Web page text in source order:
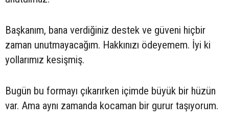
Başkanım, bana verdiğiniz destek ve güveni hiçbir
zaman unutmayacağım. Hakkınızı ödeyemem. İyi ki
yollarımız kesişmiş.
Bugün bu formayı çıkarırken içimde büyük bir hüzün
var. Ama aynı zamanda kocaman bir gurur taşıyorum.